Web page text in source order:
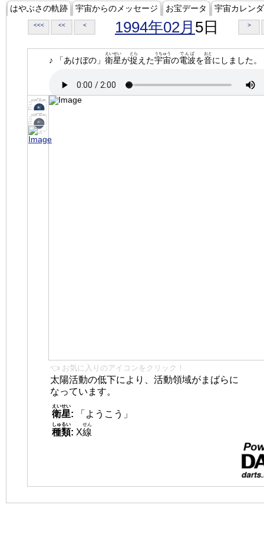
はやぶさの軌跡 宇宙からのメッセージ お宝データ 宇宙カレン
<<< << < 1994年02月 5日 >
♪ 「あけぼの」 衛星
えいせい
が捉
とら
えた宇宙
うちゅう
の電波
でんぱ
を音
おと
にしました。
👈 お気に入りのアイコンをクリック！
太陽活動の低下により、活動領域がまばらに
なっています。
衛星
えいせい
:
「ようこう」
種類
しゅるい
: X線
せん